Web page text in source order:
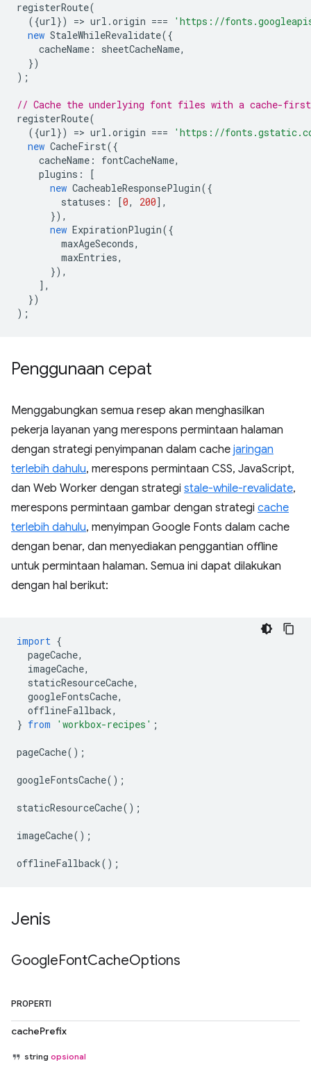
registerRoute(
({url}) => url .origin ===
'https://
new StaleWhileRevalidate({
cacheName : sheetCacheName,
})
);
// Cache the underlying font files with a cache-
registerRoute(
({url}) => url .origin ===
'https://
new CacheFirst({
cacheName : fontCacheName,
plugins :
[
new CacheableResponsePlugin({
statuses : [0, 200],
}),
new ExpirationPlugin({
maxAgeSeconds,
maxEntries,
}),
],
})
);
Penggunaan cepat
Menggabungkan semua resep akan menghasilkan
pekerja layanan yang merespons permintaan halaman
dengan strategi penyimpanan dalam cache jaringan
terlebih dahulu, merespons permintaan CSS, JavaScript,
dan Web Worker dengan strategi stale-while-revalidate,
merespons permintaan gambar dengan strategi cache
terlebih dahulu, menyimpan Google Fonts dalam cache
dengan benar, dan menyediakan penggantian offline
untuk permintaan halaman. Semua ini dapat dilakukan
dengan hal berikut:
import {
pageCache,
imageCache,
staticResourceCache,
googleFontsCache,
offlineFallback,
} from 'workbox-recipes' ;
pageCache();
googleFontsCache();
staticResourceCache();
imageCache();
offlineFallback();
Jenis
GoogleFontCacheOptions
PROPERTI
cachePrefix
string opsional